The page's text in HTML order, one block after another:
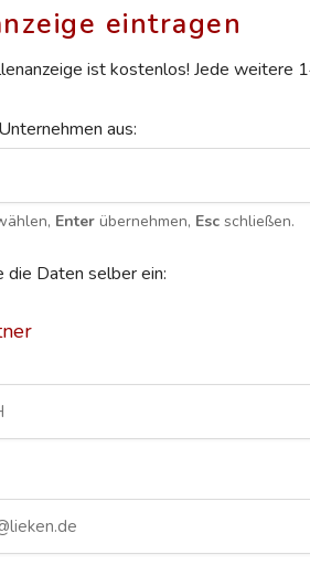
eintragen
ist kostenlos! Jede weitere
aus:
Enter übernehmen, Esc schließen.
die Daten selber ein: